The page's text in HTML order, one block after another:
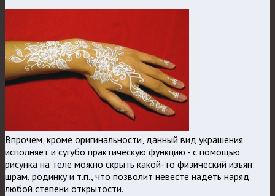
Впрочем, кроме оригинальности, данный вид украшения
исполняет и сугубо практическую функцию - с помощью
рисунка на теле можно скрыть какой-то физический изъян:
шрам, родинку и т.п., что позволит невесте надеть наряд
любой степени открытости.